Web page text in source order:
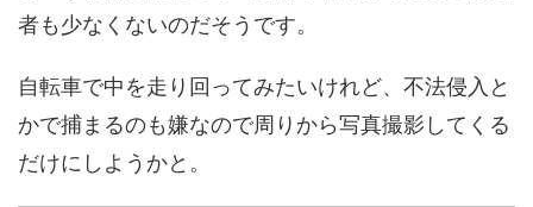
者も少なくないのだそうです。
自転車で中を走り回ってみたいけれど、不法侵入と
かで捕まるのも嫌なので周りから写真撮影してくる
だけにしようかと。